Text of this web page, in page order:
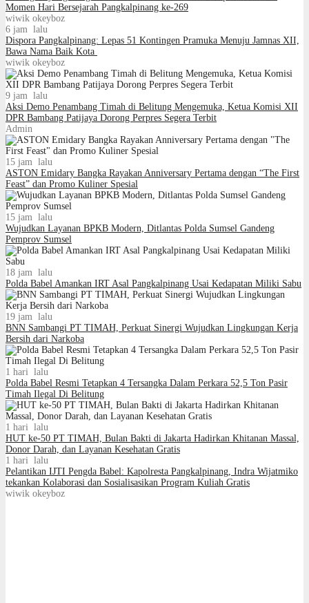
Momen Hari Bersejarah Pangkalpinang ke-269
wiwik okeyboz
6 jam lalu
Dispora Pangkalpinang: Lepas 51 Kontingen Pramuka Menuju Jamnas XII,
Bawa Nama Baik Kota
wiwik okeyboz
9 jam lalu
Aksi Demo Penambang Timah di Belitung Mengemuka, Ketua Komisi XII
DPR Bambang Patijaya Dorong Perpres Segera Terbit
Admin
15 jam lalu
ASTON Emidary Bangka Rayakan Anniversary Pertama dengan “The First
Feast” dan Promo Kuliner Spesial
15 jam lalu
Wujudkan Layanan BPKB Modern, Ditlantas Polda Sumsel Gandeng
Pemprov Sumsel
18 jam lalu
Polda Babel Amankan IRT Asal Pangkalpinang Usai Kedapatan Miliki Sabu
19 jam lalu
BNN Sambangi PT TIMAH, Perkuat Sinergi Wujudkan Lingkungan Kerja
Bersih dari Narkoba
1 hari lalu
Polda Babel Resmi Tetapkan 4 Tersangka Dalam Perkara 52,5 Ton Pasir
Timah Ilegal Di Belitung
1 hari lalu
HUT ke-50 PT TIMAH, Bulan Bakti di Jakarta Hadirkan Khitanan Massal,
Donor Darah, dan Layanan Kesehatan Gratis
1 hari lalu
Pelantikan IJTI Pengda Babel: Kapolresta Pangkalpinang, Indra Wijatmiko
tekankan Kolaborasi dan Sosialisasikan Program Kuliah Gratis
wiwik okeyboz